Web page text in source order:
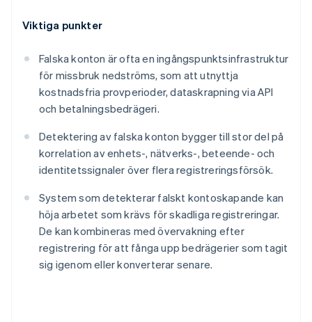
Viktiga punkter
Falska konton är ofta en ingångspunktsinfrastruktur
för missbruk nedströms, som att utnyttja
kostnadsfria provperioder, dataskrapning via API
och betalningsbedrägeri.
Detektering av falska konton bygger till stor del på
korrelation av enhets-, nätverks-, beteende- och
identitetssignaler över flera registreringsförsök.
System som detekterar falskt kontoskapande kan
höja arbetet som krävs för skadliga registreringar.
De kan kombineras med övervakning efter
registrering för att fånga upp bedrägerier som tagit
sig igenom eller konverterar senare.